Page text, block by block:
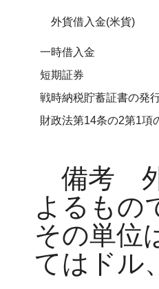
外貨借入金(米貨)
一時借入金
短期証券
戦時納税貯蓄証書の発
財政法第14条の2第1項
備考 外
よるもの
その単位
てはドル